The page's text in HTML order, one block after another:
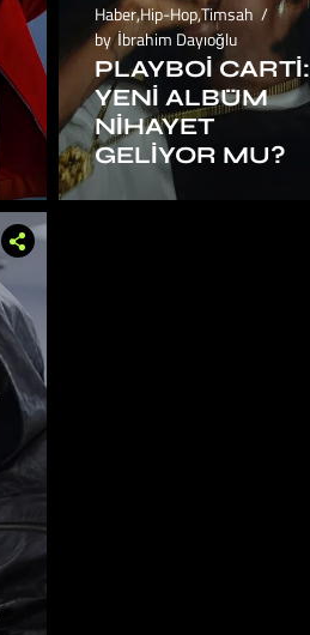
Haber,Hip-Hop,Timsah
by İbrahim Dayıoğlu
PLAYBOI CARTI:
YENI ALBÜM
NIHAYET
GELIYOR MU?